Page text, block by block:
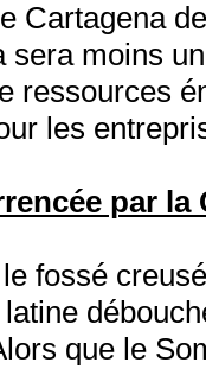
Cartagena
sera moins
ressources
les
par la
fossé
que le